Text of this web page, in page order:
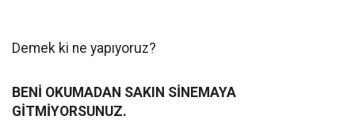
Demek ki ne yapıyoruz?
BENİ OKUMADAN SAKIN SİNEMAYA
GİTMİYORSUNUZ.